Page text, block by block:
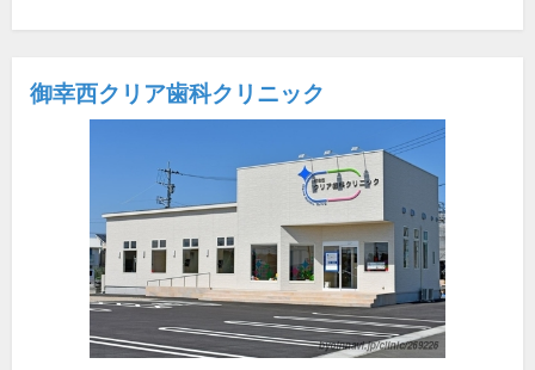
御幸西クリア歯科クリニック